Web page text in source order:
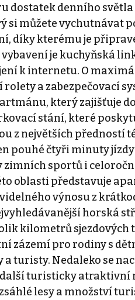
dostatek denního světla
si můžete vychutnávat
díky kterému je
je kuchyňská
k internetu. O
a zabezpečovací
který zajišťuje
stání, které
z největších předností
pouhé čtyři minuty
sportů i
oblasti představuje
výnosu z
horská
kilometrů sjezdových
zázemí pro rodiny s
turisty. Nedaleko se
další turisticky atraktivní
lesy a množství